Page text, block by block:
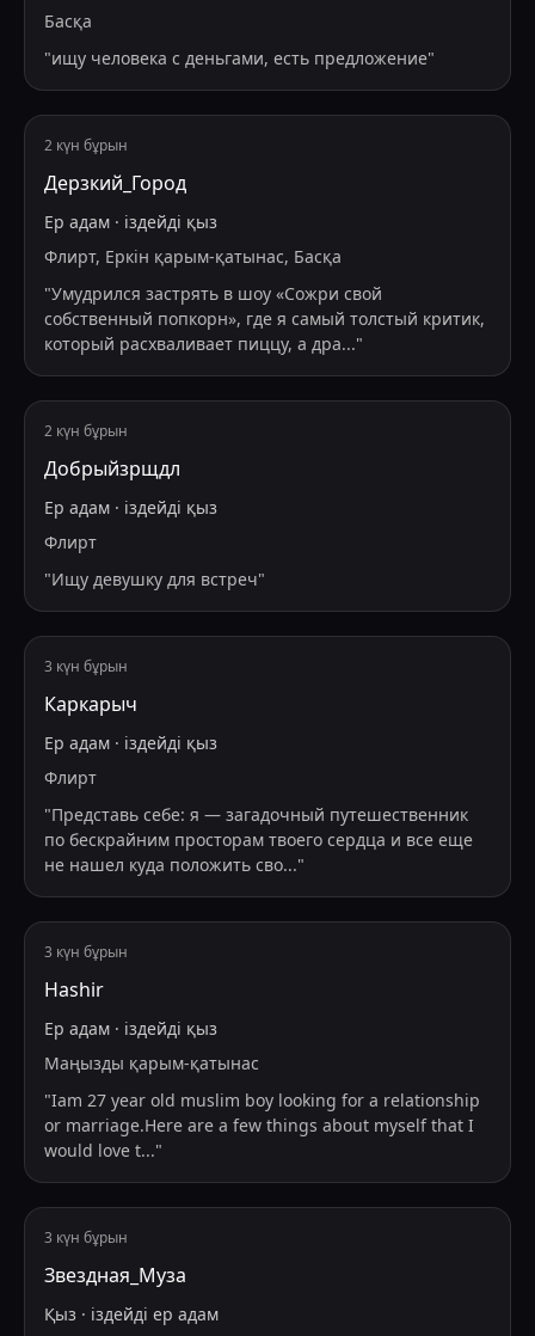
Басқа
"ищу человека с деньгами, есть предложение"
2 күн бұрын
Дерзкий_Город
Ер адам · іздейді қыз
Флирт, Еркін қарым-қатынас, Басқа
"Умудрился застрять в шоу «Сожри свой
собственный попкорн», где я самый толстый критик,
который расхваливает пиццу, а дра..."
2 күн бұрын
Добрыйзрщдл
Ер адам · іздейді қыз
Флирт
"Ищу девушку для встреч"
3 күн бұрын
Каркарыч
Ер адам · іздейді қыз
Флирт
"Представь себе: я — загадочный путешественник
по бескрайним просторам твоего сердца и все еще
не нашел куда положить сво..."
3 күн бұрын
Hashir
Ер адам · іздейді қыз
Маңызды қарым-қатынас
"Iam 27 year old muslim boy looking for a relationship
or marriage.Here are a few things about myself that I
would love t..."
3 күн бұрын
Звездная_Муза
Қыз · іздейді ер адам